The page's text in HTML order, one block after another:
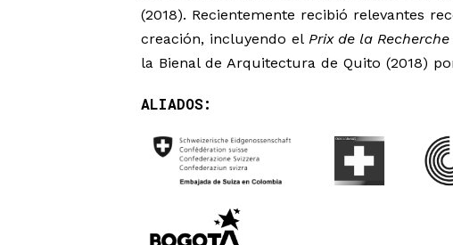
(2018). Recientemente recibió relevantes
creación, incluyendo el Prix de la
la Bienal de Arquitectura de Quito (2018)
ALIADOS: